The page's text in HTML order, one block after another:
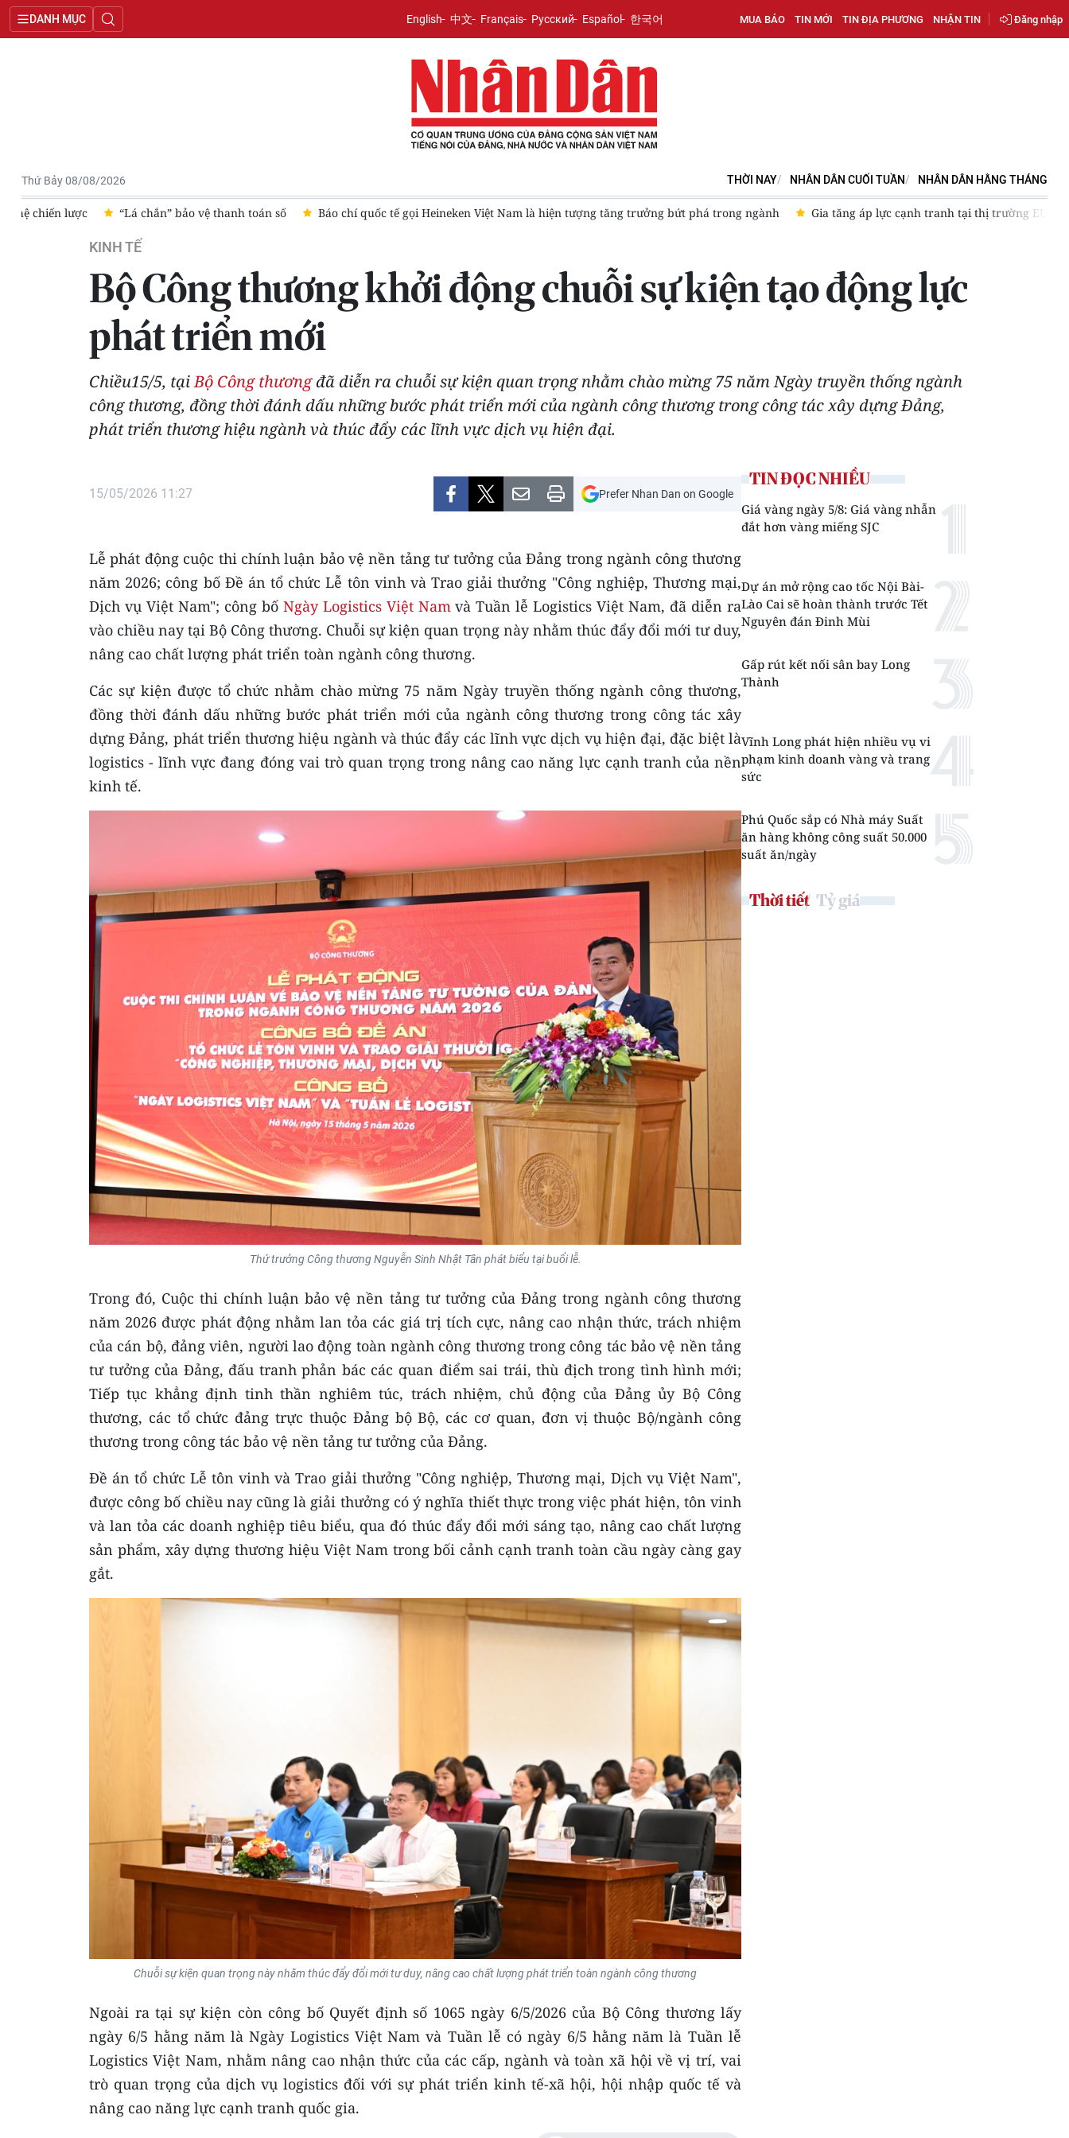
DANH MỤC English 中文 Français Русский Español 한국어 MUA BÁO TIN MỚI TIN ĐỊA PHƯƠNG NHẬN TIN Đăng nhập
Thứ Bảy 08/08/2026 THỜI NAY NHÂN DÂN CUỐI TUẦN NHÂN DÂN HẰNG THÁNG
toán số Báo chí quốc tế gọi Heineken Việt Nam là hiện tượng tăng trưởng bứt phá trong ngành Gia tăng áp lực cạnh tranh tại thị trường EU Phát triển theo chiều sâu - Động lực mới
KINH TẾ
Bộ Công thương khởi động chuỗi sự kiện tạo động lực
phát triển mới
Chiều15/5, tạiBộ Công thươngđã diễn ra chuỗi sự kiện quan trọng nhằm chào mừng 75 năm Ngày truyền thống ngành
công thương, đồng thời đánh dấu những bước phát triển mới của ngành công thương trong công tác xây dựng Đảng,
phát triển thương hiệu ngành và thúc đẩy các lĩnh vực dịch vụ hiện đại.
15/05/2026 11:27 Prefer Nhan Dan on Google
Lễ phát động cuộc thi chính luận bảo vệ nền tảng tư tưởng của Đảng trong ngành công thương
năm 2026; công bố Đề án tổ chức Lễ tôn vinh và Trao giải thưởng "Công nghiệp, Thương mại,
Dịch vụ Việt Nam"; công bố Ngày Logistics Việt Namvà Tuần lễ Logistics Việt Nam, đã diễn ra
vào chiều nay tại Bộ Công thương. Chuỗi sự kiện quan trọng này nhằm thúc đẩy đổi mới tư duy,
nâng cao chất lượng phát triển toàn ngành công thương.
Các sự kiện được tổ chức nhằm chào mừng 75 năm Ngày truyền thống ngành công thương,
đồng thời đánh dấu những bước phát triển mới của ngành công thương trong công tác xây
dựng Đảng, phát triển thương hiệu ngành và thúc đẩy các lĩnh vực dịch vụ hiện đại, đặc biệt là
logistics - lĩnh vực đang đóng vai trò quan trọng trong nâng cao năng lực cạnh tranh của nền
kinh tế.
Thứ trưởng Công thương Nguyễn Sinh Nhật Tân phát biểu tại buổi lễ.
Trong đó, Cuộc thi chính luận bảo vệ nền tảng tư tưởng của Đảng trong ngành công thương
năm 2026 được phát động nhằm lan tỏa các giá trị tích cực, nâng cao nhận thức, trách nhiệm
của cán bộ, đảng viên, người lao động toàn ngành công thương trong công tác bảo vệ nền tảng
tư tưởng của Đảng, đấu tranh phản bác các quan điểm sai trái, thù địch trong tình hình mới;
Tiếp tục khẳng định tinh thần nghiêm túc, trách nhiệm, chủ động của Đảng ủy Bộ Công
thương, các tổ chức đảng trực thuộc Đảng bộ Bộ, các cơ quan, đơn vị thuộc Bộ/ngành công
thương trong công tác bảo vệ nền tảng tư tưởng của Đảng.
Đề án tổ chức Lễ tôn vinh và Trao giải thưởng "Công nghiệp, Thương mại, Dịch vụ Việt Nam",
được công bố chiều nay cũng là giải thưởng có ý nghĩa thiết thực trong việc phát hiện, tôn vinh
và lan tỏa các doanh nghiệp tiêu biểu, qua đó thúc đẩy đổi mới sáng tạo, nâng cao chất lượng
sản phẩm, xây dựng thương hiệu Việt Nam trong bối cảnh cạnh tranh toàn cầu ngày càng gay
gắt.
Chuỗi sự kiện quan trọng này nhằm thúc đẩy đổi mới tư duy, nâng cao chất lượng phát triển toàn ngành công thương
Ngoài ra tại sự kiện còn công bố Quyết định số 1065 ngày 6/5/2026 của Bộ Công thương lấy
ngày 6/5 hằng năm là Ngày Logistics Việt Nam và Tuần lễ có ngày 6/5 hằng năm là Tuần lễ
Logistics Việt Nam, nhằm nâng cao nhận thức của các cấp, ngành và toàn xã hội về vị trí, vai
trò quan trọng của dịch vụ logistics đối với sự phát triển kinh tế-xã hội, hội nhập quốc tế và
nâng cao năng lực cạnh tranh quốc gia.
TIN ĐỌC NHIỀU
Giá vàng ngày 5/8: Giá vàng nhẫn
đắt hơn vàng miếng SJC
Dự án mở rộng cao tốc Nội Bài-
Lào Cai sẽ hoàn thành trước Tết
Nguyên đán Đinh Mùi
Gấp rút kết nối sân bay Long
Thành
Vĩnh Long phát hiện nhiều vụ vi
phạm kinh doanh vàng và trang
sức
Phú Quốc sắp có Nhà máy Suất
ăn hàng không công suất 50.000
suất ăn/ngày
Thời tiết Tỷ giá